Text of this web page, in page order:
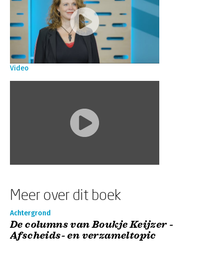
Video
Meer over dit boek
Achtergrond
De columns van Boukje Keijzer -
Afscheids- en verzameltopic